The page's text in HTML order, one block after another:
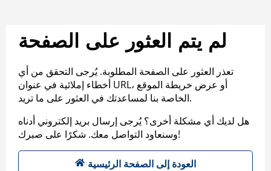
لم يتم العثور على الصفحة
تعذر العثور على الصفحة المطلوبة. يُرجى التحقق من أي
أخطاء إملائية في عنوان URL، أو عرض خريطة الموقع
الخاصة بنا لمساعدتك في العثور على ما تريد.
هل لديك أي مشكلة أخرى؟ يُرجى إرسال بريد إلكتروني أدناه
وسنعاود التواصل معك. شكرًا على صبرك!
العودة إلى الصفحة الرئيسية